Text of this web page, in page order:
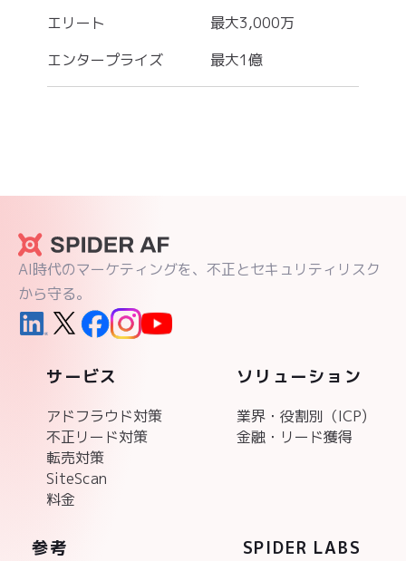
エリート
最大3,000万
エンタープライズ
最大1億
AI時代のマーケティングを、不正とセキュリティリスク
から守る。
サービス
アドフラウド対策
不正リード対策
転売対策
SiteScan
料金
ソリューション
業界・役割別（ICP)
金融・リード獲得
参考 SPIDER LABS